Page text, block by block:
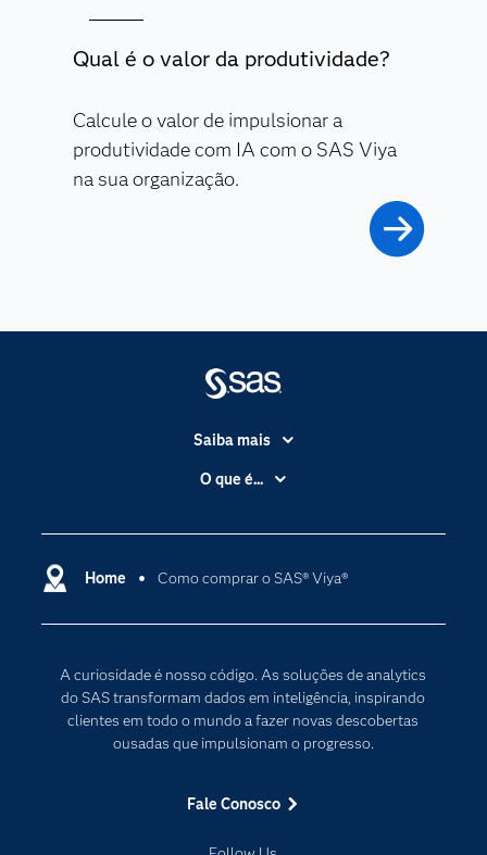
Qual é o valor da produtividade?
Calcule o valor de impulsionar a
produtividade com IA com o SAS Viya
na sua organização.
Home Como comprar o SAS® Viya®
A curiosidade é nosso código. As soluções de analytics
do SAS transformam dados em inteligência, inspirando
clientes em todo o mundo a fazer novas descobertas
ousadas que impulsionam o progresso.
Fale Conosco
Saiba mais
Acessibilidade
Carreiras
Certificação
Documentação
PARA EDUCADORES
Empresa
O que é...
Computação em nuvem
Transformação digital